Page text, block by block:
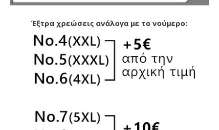
Έξτρα χρεώσεις ανάλογα με το νούμερο: